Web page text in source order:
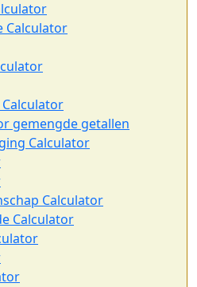
Calculator
gemengde getallen
Calculator
Calculator
Calculator